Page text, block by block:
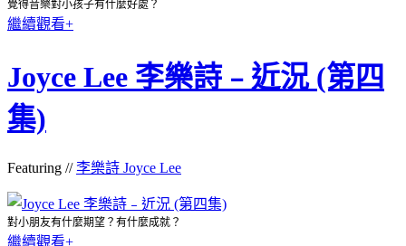
覺得音樂對小孩子有什麼好處？
繼續觀看+
Joyce Lee 李樂詩﹣近況 (第四
集)
Featuring //李樂詩 Joyce Lee
對小朋友有什麼期望？有什麼成就？
繼續觀看+